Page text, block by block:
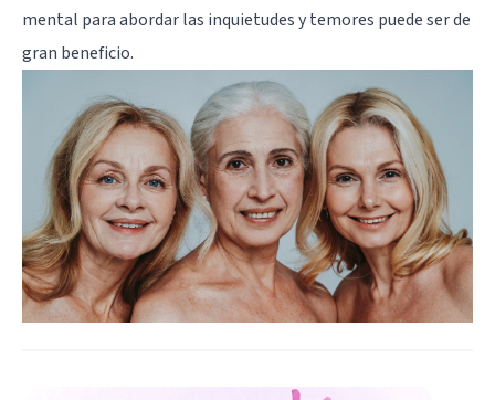
mental para abordar las inquietudes y temores puede ser de
gran beneficio.